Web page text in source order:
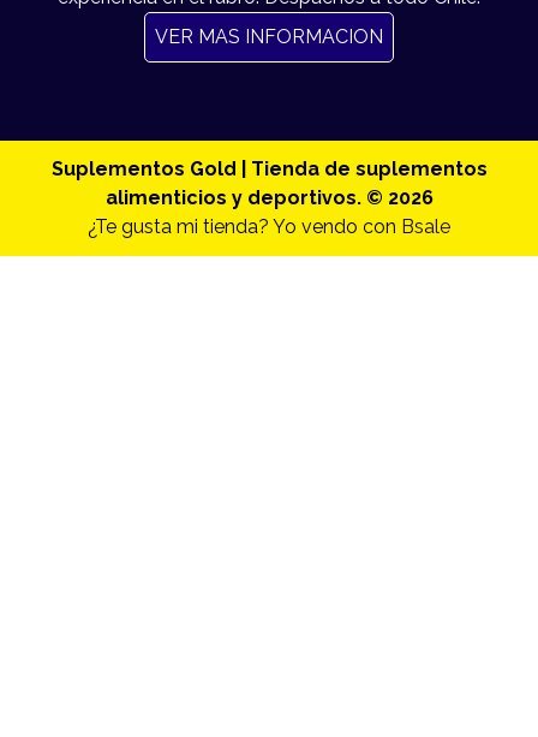
VER MAS INFORMACION
Suplementos Gold | Tienda de suplementos
alimenticios y deportivos. © 2026
¿Te gusta mi tienda? Yo vendo con Bsale